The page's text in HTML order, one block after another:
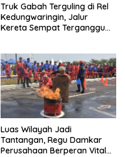
Truk Gabah Terguling di Rel
Kedungwaringin, Jalur
Kereta Sempat Terganggu
Luas Wilayah Jadi
Tantangan, Regu Damkar
Perusahaan Berperan Vital